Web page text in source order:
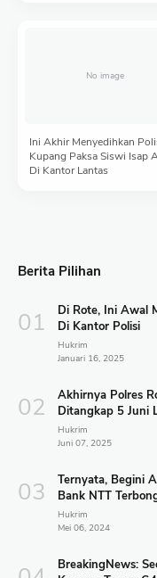
Ini Akhir Menyedihkan
Kupang Paksa Siswi Isap
Di Kantor Lantas
Berita Pilihan
Di Rote, Ini Awal
Di Kantor Polisi
Hukrim
Januari 16, 2025
Akhirnya Polres
Ditangkap 5 Juni
Hukrim
Juni 07, 2025
Ternyata, Begini
Bank NTT
Hukrim
Mei 06, 2024
BreakingNews: